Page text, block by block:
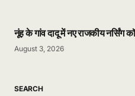
नूंह के गांव दादू में नए राजकीय नर्सिंग
August 3, 2026
SEARCH